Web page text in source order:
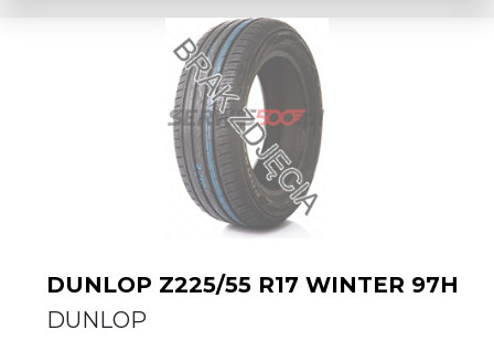
DUNLOP Z225/55 R17 WINTER 97H
DUNLOP